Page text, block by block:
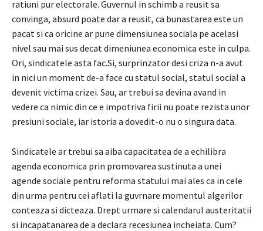
ratiuni pur electorale. Guvernul in schimb a reusit sa
convinga, absurd poate dar a reusit, ca bunastarea este un
pacat si ca oricine ar pune dimensiunea sociala pe acelasi
nivel sau mai sus decat dimeniunea economica este in culpa.
Ori, sindicatele asta fac.Si, surprinzator desi criza n-a avut
in nici un moment de-a face cu statul social, statul social a
devenit victima crizei. Sau, ar trebui sa devina avand in
vedere ca nimic din ce e impotriva firii nu poate rezista unor
presiuni sociale, iar istoria a dovedit-o nu o singura data.
Sindicatele ar trebui sa aiba capacitatea de a echilibra
agenda economica prin promovarea sustinuta a unei
agende sociale pentru reforma statului mai ales ca in cele
din urma pentru cei aflati la guvrnare momentul algerilor
conteaza si dicteaza. Drept urmare si calendarul austeritatii
si incapatanarea de a declara recesiunea incheiata. Cum?